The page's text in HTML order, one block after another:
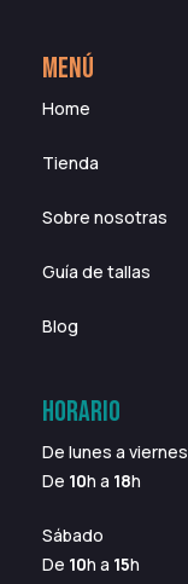
MENÚ
Home
Tienda
Sobre nosotras
Guía de tallas
Blog
HORARIO
De lunes a viernes
De 10h a 18h
Sábado
De 10h a 15h